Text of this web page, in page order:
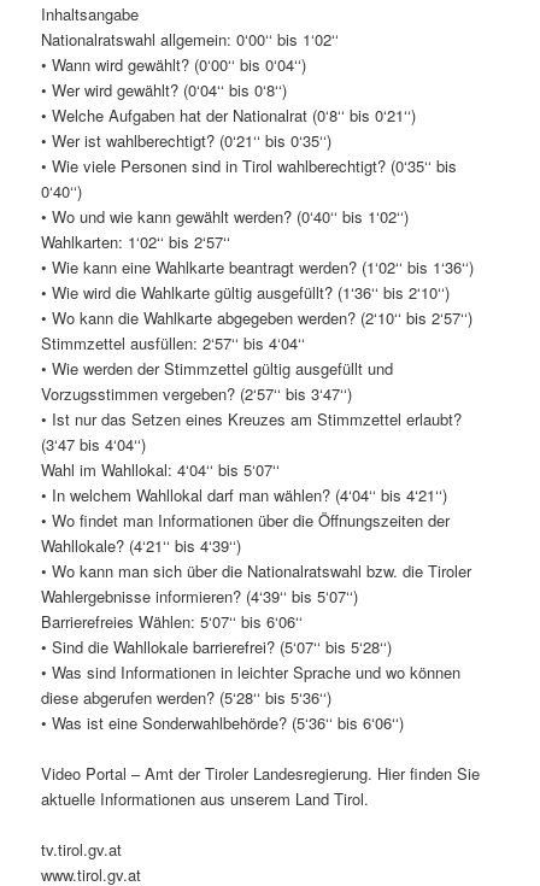
Inhaltsangabe
Nationalratswahl allgemein: 0‘00‘‘ bis 1‘02‘‘
• Wann wird gewählt? (0‘00‘‘ bis 0‘04‘‘)
• Wer wird gewählt? (0‘04‘‘ bis 0‘8‘‘)
• Welche Aufgaben hat der Nationalrat (0‘8‘‘ bis 0‘21‘‘)
• Wer ist wahlberechtigt? (0‘21‘‘ bis 0‘35‘‘)
• Wie viele Personen sind in Tirol wahlberechtigt? (0‘35‘‘ bis
0‘40‘‘)
• Wo und wie kann gewählt werden? (0‘40‘‘ bis 1‘02‘‘)
Wahlkarten: 1‘02‘‘ bis 2‘57‘‘
• Wie kann eine Wahlkarte beantragt werden? (1‘02‘‘ bis 1‘36‘‘)
• Wie wird die Wahlkarte gültig ausgefüllt? (1‘36‘‘ bis 2‘10‘‘)
• Wo kann die Wahlkarte abgegeben werden? (2‘10‘‘ bis 2‘57‘‘)
Stimmzettel ausfüllen: 2‘57‘‘ bis 4‘04‘‘
• Wie werden der Stimmzettel gültig ausgefüllt und
Vorzugsstimmen vergeben? (2‘57‘‘ bis 3‘47‘‘)
• Ist nur das Setzen eines Kreuzes am Stimmzettel erlaubt?
(3‘47 bis 4‘04‘‘)
Wahl im Wahllokal: 4‘04‘‘ bis 5‘07‘‘
• In welchem Wahllokal darf man wählen? (4‘04‘‘ bis 4‘21‘‘)
• Wo findet man Informationen über die Öffnungszeiten der
Wahllokale? (4‘21‘‘ bis 4‘39‘‘)
• Wo kann man sich über die Nationalratswahl bzw. die Tiroler
Wahlergebnisse informieren? (4‘39‘‘ bis 5‘07‘‘)
Barrierefreies Wählen: 5‘07‘‘ bis 6‘06‘‘
• Sind die Wahllokale barrierefrei? (5‘07‘‘ bis 5‘28‘‘)
• Was sind Informationen in leichter Sprache und wo können
diese abgerufen werden? (5‘28‘‘ bis 5‘36‘‘)
• Was ist eine Sonderwahlbehörde? (5‘36‘‘ bis 6‘06‘‘)
Video Portal – Amt der Tiroler Landesregierung. Hier finden Sie
aktuelle Informationen aus unserem Land Tirol.
tv.tirol.gv.at
www.tirol.gv.at